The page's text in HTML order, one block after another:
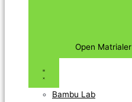
Open Matrialer
Bambu Lab